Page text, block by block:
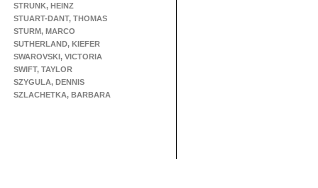
STRUNK, HEINZ
STUART-DANT, THOMAS
STURM, MARCO
SUTHERLAND, KIEFER
SWAROVSKI, VICTORIA
SWIFT, TAYLOR
SZYGULA, DENNIS
SZLACHETKA, BARBARA